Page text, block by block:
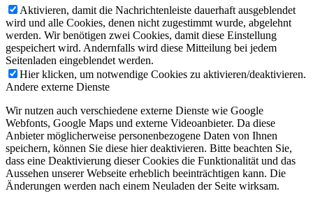
Aktivieren, damit die Nachrichtenleiste dauerhaft ausgeblendet
wird und alle Cookies, denen nicht zugestimmt wurde, abgelehnt
werden. Wir benötigen zwei Cookies, damit diese Einstellung
gespeichert wird. Andernfalls wird diese Mitteilung bei jedem
Seitenladen eingeblendet werden.
Hier klicken, um notwendige Cookies zu aktivieren/deaktivieren.
Andere externe Dienste
Wir nutzen auch verschiedene externe Dienste wie Google
Webfonts, Google Maps und externe Videoanbieter. Da diese
Anbieter möglicherweise personenbezogene Daten von Ihnen
speichern, können Sie diese hier deaktivieren. Bitte beachten Sie,
dass eine Deaktivierung dieser Cookies die Funktionalität und das
Aussehen unserer Webseite erheblich beeinträchtigen kann. Die
Änderungen werden nach einem Neuladen der Seite wirksam.